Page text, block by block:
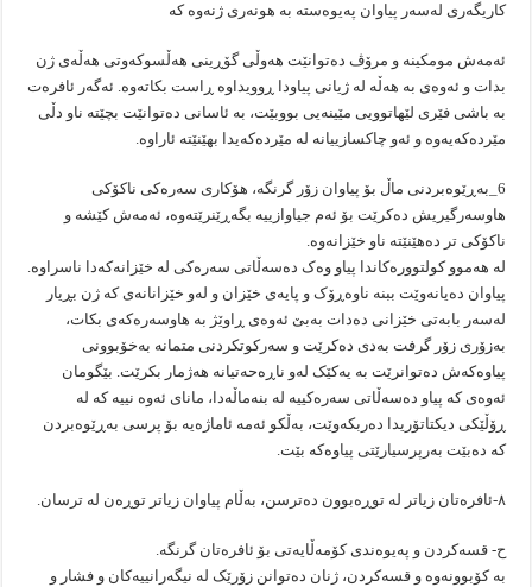
کاریگەری لەسەر پیاوان پەیوەستە بە هونەری ژنەوە کە
ئەمەش مومکینە و مرۆڤ دەتوانێت هەوڵی گۆڕینی هەڵسوکەوتی هەڵەی ژن
بدات و ئەوەی بە هەڵە لە ژیانی پیاودا ڕوویداوە ڕاست بکاتەوە. ئەگەر ئافرەت
بە باشی فێری لێهاتوویی مێینەیی بووبێت، بە ئاسانی دەتوانێت بچێتە ناو دڵی
مێردەکەیەوە و ئەو چاکسازییانە لە مێردەکەیدا بهێنێتە ئاراوە.
6_بەڕێوەبردنی ماڵ بۆ پیاوان زۆر گرنگە، هۆکاری سەرەکی ناکۆکی
هاوسەرگیریش دەکرێت بۆ ئەم جیاوازییە بگەڕێنرێتەوە، ئەمەش کێشە و
ناکۆکی تر دەهێنێتە ناو خێزانەوە.
لە هەموو کولتوورەکاندا پیاو وەک دەسەڵاتی سەرەکی لە خێزانەکەدا ناسراوە.
پیاوان دەیانەوێت ببنە ناوەڕۆک و پایەی خێزان و لەو خێزانانەی کە ژن بڕیار
لەسەر بابەتی خێزانی دەدات بەبێ ئەوەی ڕاوێژ بە هاوسەرەکەی بکات،
بەزۆری زۆر گرفت بەدی دەکرێت و سەرکوتکردنی متمانە بەخۆبوونی
پیاوەکەش دەتوانرێت بە یەکێک لەو ناڕەحەتیانە هەژمار بکرێت. بێگومان
ئەوەی کە پیاو دەسەڵاتی سەرەکییە لە بنەماڵەدا، مانای ئەوە نییە کە لە
ڕۆڵێکی دیکتاتۆریدا دەربکەوێت، بەڵکو ئەمە ئاماژەیە بۆ پرسی بەڕێوەبردن
کە دەبێت بەرپرسیارێتی پیاوەکە بێت.
٨-ئافرەتان زیاتر لە توڕەبوون دەترسن، بەڵام پیاوان زیاتر توڕەن لە ترسان.
ح- قسەکردن و پەیوەندی کۆمەڵایەتی بۆ ئافرەتان گرنگە.
بە کۆبوونەوە و قسەکردن، ژنان دەتوانن زۆرێک لە نیگەرانییەکان و فشار و